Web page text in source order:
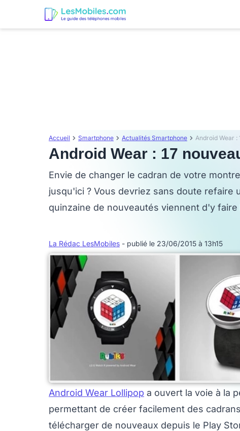
Accueil Smartphone Actualités Smartphone Android Wear :
Android Wear : 17
Envie de changer le cadran de votre
jusqu'ici ? Vous devriez sans doute refaire
quinzaine de nouveautés viennent d'y
La Rédac LesMobiles - publié le 23/06/2015 à 13h15
Android Wear Lollipop a ouvert la voie à la
permettant de créer facilement des
télécharger de nouveaux depuis le Play